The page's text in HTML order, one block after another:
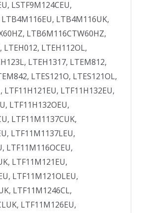
LSTF9M124CEU,
LTB4M116UK,
LTB6M116CTW60HZ,
LTEH012, LTEH112OL,
LTEH1317, LTEM812,
LTES121O, LTES121OL,
LTF11H121EU, LTF11H132EU,
LTF11H132OEU,
LTF11M1137CUK,
LTF11M1137LEU,
LTF11M116OCEU,
LTF11M121EU,
LTF11M121OLEU,
LTF11M1246CL,
LTF11M126EU,